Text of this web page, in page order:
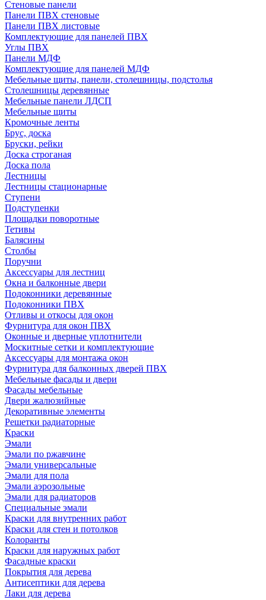
Стеновые панели
Панели ПВХ стеновые
Панели ПВХ листовые
Комплектующие для панелей ПВХ
Углы ПВХ
Панели МДФ
Комплектующие для панелей МДФ
Мебельные щиты, панели, столешницы, подстолья
Столешницы деревянные
Мебельные панели ЛДСП
Мебельные щиты
Кромочные ленты
Брус, доска
Бруски, рейки
Доска строганая
Доска пола
Лестницы
Лестницы стационарные
Ступени
Подступенки
Площадки поворотные
Тетивы
Балясины
Столбы
Поручни
Аксессуары для лестниц
Окна и балконные двери
Подоконники деревянные
Подоконники ПВХ
Отливы и откосы для окон
Фурнитура для окон ПВХ
Оконные и дверные уплотнители
Москитные сетки и комплектующие
Аксессуары для монтажа окон
Фурнитура для балконных дверей ПВХ
Мебельные фасады и двери
Фасады мебельные
Двери жалюзийные
Декоративные элементы
Решетки радиаторные
Краски
Эмали
Эмали по ржавчине
Эмали универсальные
Эмали для пола
Эмали аэрозольные
Эмали для радиаторов
Специальные эмали
Краски для внутренних работ
Краски для стен и потолков
Колоранты
Краски для наружных работ
Фасадные краски
Покрытия для дерева
Антисептики для дерева
Лаки для дерева